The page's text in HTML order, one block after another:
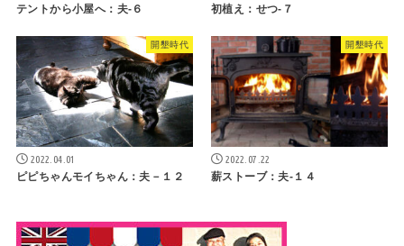
テントから小屋へ：夫-６ 初植え：せつ-７
開墾時代
2022.04.01
ピピちゃんモイちゃん：夫－１２
開墾時代
2022.07.22
薪ストーブ：夫-１４